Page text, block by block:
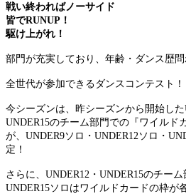
戦い終わればノーサイド
皆でRUNUP！
駆け上がれ！
部門が充実しており、年齢・ダンス歴
全世代が参加できるダンスコンテスト！
今シーズンは、昨シーズンから開始した
UNDER15のチーム部門での『ワイルド
が、UNDER9ソロ・UNDER12ソロ・
定！
さらに、UNDER12・UNDER15のチーム
UNDER15ソロはワイルドカードの枠が